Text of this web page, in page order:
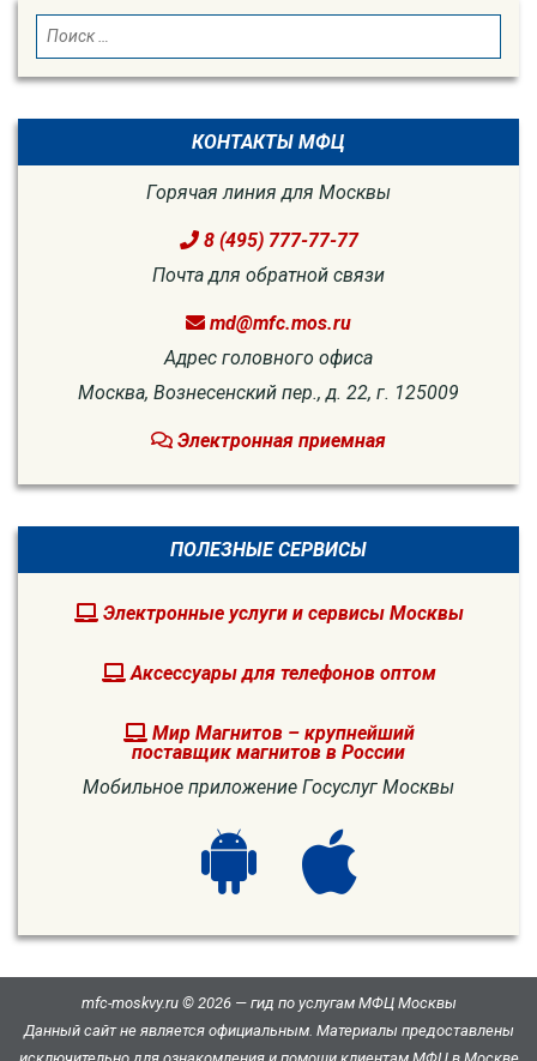
Search
for:
SEARCH
КОНТАКТЫ МФЦ
Горячая линия для Москвы
8 (495) 777-77-77
Почта для обратной связи
md@mfc.mos.ru
Адрес головного офиса
Москва, Вознесенский пер., д. 22, г. 125009
Электронная приемная
ПОЛЕЗНЫЕ СЕРВИСЫ
Электронные услуги и сервисы Москвы
Аксессуары для телефонов оптом
Мир Магнитов – крупнейший
поставщик магнитов в России
Мобильное приложение Госуслуг Москвы
mfc-moskvy.ru © 2026 — гид по услугам МФЦ Москвы
Данный сайт не является официальным. Материалы предоставлены